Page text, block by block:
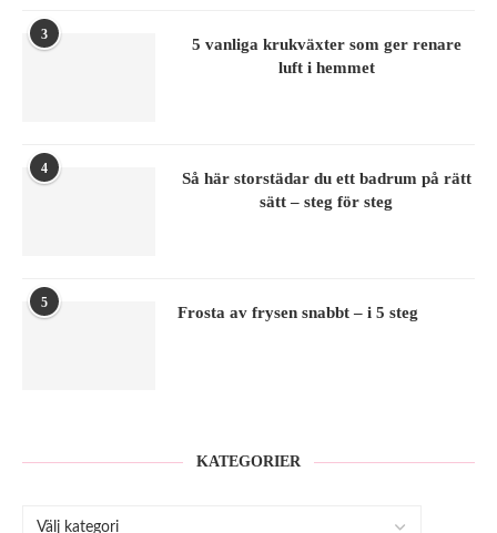
3
5 vanliga krukväxter som ger renare
luft i hemmet
4
Så här storstädar du ett badrum på rätt
sätt – steg för steg
5
Frosta av frysen snabbt – i 5 steg
KATEGORIER